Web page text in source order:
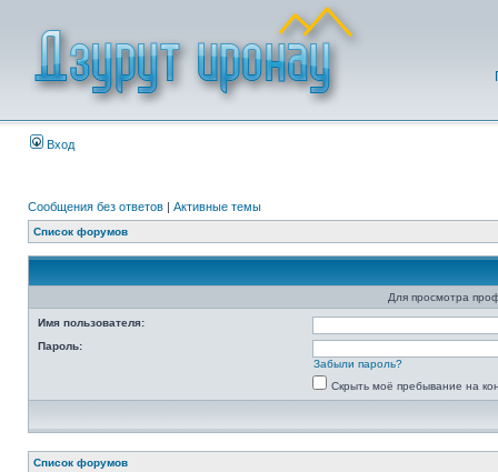
Вход
Сообщения без ответов | Активные темы
Список форумов
Для просмотра
Имя пользователя:
Пароль:
Забыли пароль?
Скрыть моё пребывание на
Список форумов